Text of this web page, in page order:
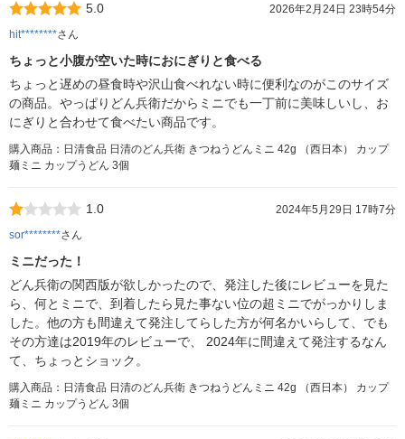
5.0
2026年2月24日 23時54分
hit********さん
ちょっと小腹が空いた時におにぎりと食べる
ちょっと遅めの昼食時や沢山食べれない時に便利なのがこのサイズ
の商品。やっぱりどん兵衛だからミニでも一丁前に美味しいし、お
にぎりと合わせて食べたい商品です。
購入商品：日清食品 日清のどん兵衛 きつねうどんミニ 42g （西日本） カップ
麺ミニ カップうどん 3個
1.0
2024年5月29日 17時7分
sor********さん
ミニだった！
どん兵衛の関西版が欲しかったので、発注した後にレビューを見た
ら、何とミニで、到着したら見た事ない位の超ミニでがっかりしま
した。他の方も間違えて発注してらした方が何名かいらして、でも
その方達は2019年のレビューで、 2024年に間違えて発注するなん
て、ちょっとショック。
購入商品：日清食品 日清のどん兵衛 きつねうどんミニ 42g （西日本） カップ
麺ミニ カップうどん 3個